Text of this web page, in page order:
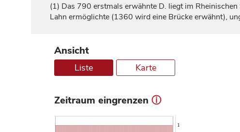
(1) Das 790 erstmals erwähnte D. liegt im
Lahn ermöglichte (1360 wird eine Brücke erwähnt),
Ansicht
Liste Karte
Zeitraum eingrenzen ⓘ
1